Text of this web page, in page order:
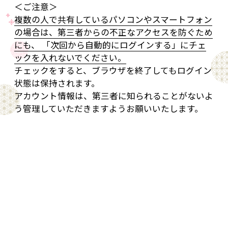
＜ご注意＞
複数の人で共有しているパソコンやスマートフォン
の場合は、第三者からの不正なアクセスを防ぐため
にも、 「次回から自動的にログインする」にチェ
ックを入れないでください。
チェックをすると、ブラウザを終了してもログイン
状態は保持されます。
アカウント情報は、第三者に知られることがないよ
う管理していただきますようお願いいたします。